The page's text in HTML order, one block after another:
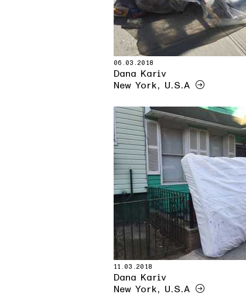
06.03.2018
Dana Kariv
New York, U.S.A
11.03.2018
Dana Kariv
New York, U.S.A